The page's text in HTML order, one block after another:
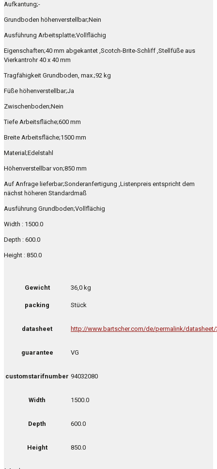
Aufkantung;-
Grundboden höhenverstellbar;Nein
Ausführung Arbeitsplatte;Vollflächig
Eigenschaften;40 mm abgekantet ,Scotch-Brite-Schliff ,Stellfüße aus
Vierkantrohr 40 x 40 mm
Tragfähigkeit Grundboden, max.;92 kg
Füße höhenverstellbar;Ja
Zwischenboden;Nein
Tiefe Arbeitsfläche;600 mm
Breite Arbeitsfläche;1500 mm
Material;Edelstahl
Höhenverstellbar von;850 mm
Auf Anfrage lieferbar;Sonderanfertigung ,Listenpreis entspricht dem
nächst höheren Standardmaß
Ausführung Grundboden;Vollflächig
Width : 1500.0
Depth : 600.0
Height : 850.0
Gewicht 36,0 kg
packing Stück
datasheet http://www.bartscher.com/de/permalink/
guarantee VG
customstarifnumber 94032080
Width 1500.0
Depth 600.0
Height 850.0